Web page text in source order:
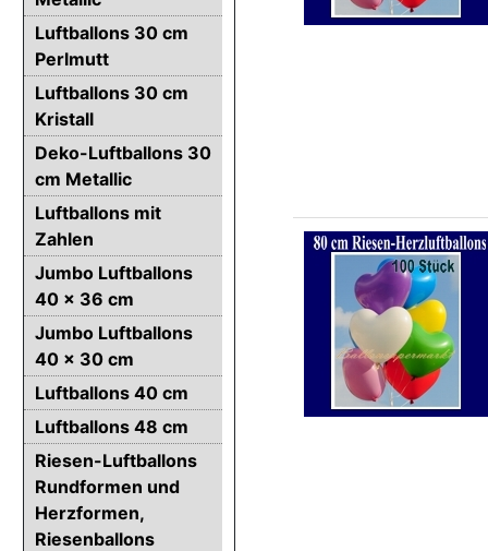
Luftballons 30 cm
Perlmutt
Luftballons 30 cm
Kristall
Deko-Luftballons 30
cm Metallic
Luftballons mit
Zahlen
Jumbo Luftballons
40 x 36 cm
Jumbo Luftballons
40 x 30 cm
Luftballons 40 cm
Luftballons 48 cm
Riesen-Luftballons
Rundformen und
Herzformen,
Riesenballons